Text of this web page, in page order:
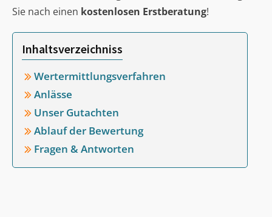
Sie nach einen kostenlosen Erstberatung!
Inhaltsverzeichniss
Wertermittlungsverfahren
Anlässe
Unser Gutachten
Ablauf der Bewertung
Fragen & Antworten